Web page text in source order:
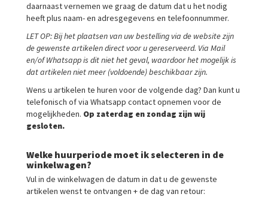
daarnaast vernemen we graag de datum dat u het nodig
heeft plus naam- en adresgegevens en telefoonnummer.
LET OP: Bij het plaatsen van uw bestelling via de website zijn
de gewenste artikelen direct voor u gereserveerd. Via Mail
en/of Whatsapp is dit niet het geval, waardoor het mogelijk is
dat artikelen niet meer (voldoende) beschikbaar zijn.
Wens u artikelen te huren voor de volgende dag? Dan kunt u
telefonisch of via Whatsapp contact opnemen voor de
mogelijkheden. Op zaterdag en zondag zijn wij
gesloten.
Welke huurperiode moet ik selecteren in de
winkelwagen?
Vul in de winkelwagen de datum in dat u de gewenste
artikelen wenst te ontvangen + de dag van retour: